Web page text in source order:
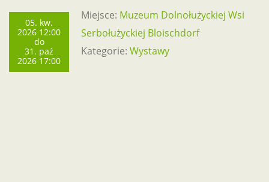
05. kw.
2026 12:00
do
31. paź
2026 17:00
Miejsce: Muzeum Dolnołużyckiej Wsi
Serbołużyckiej Bloischdorf
Kategorie: Wystawy